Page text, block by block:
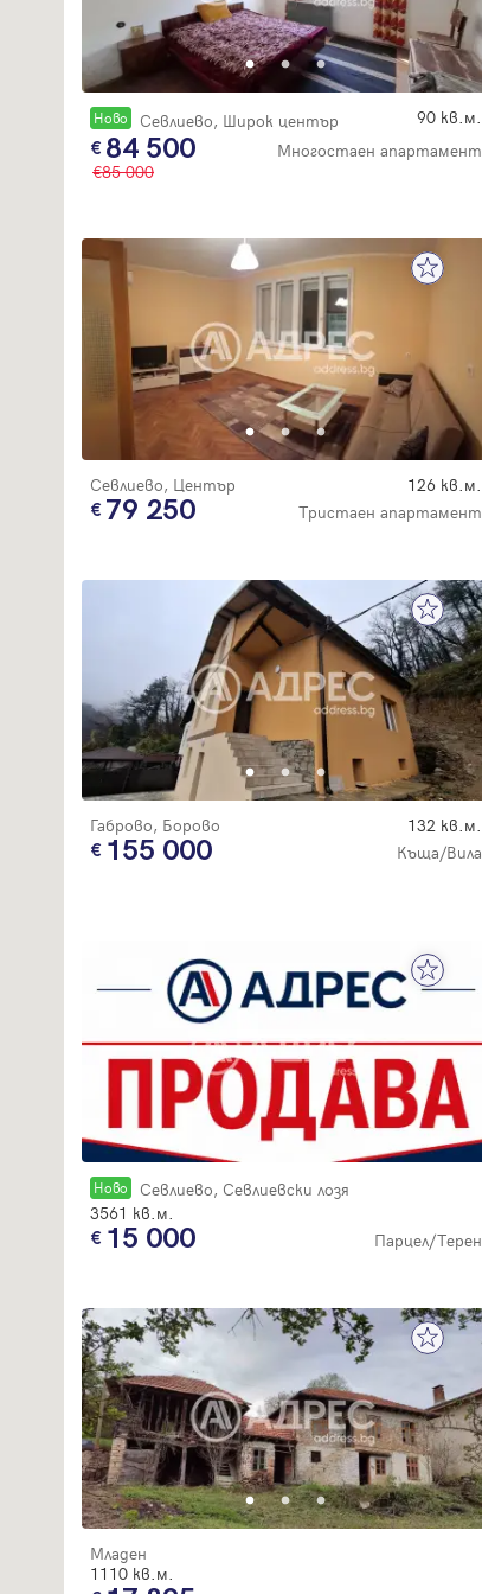
Новo Севлиево, Широк център 90 кв.м.
84 500
Многостаен апартамент
85 000
Севлиево, Център 126 кв.м.
79 250 Тристаен апартамент
Габрово, Борово 132 кв.м.
155 000 Къща/Вила
Новo
Севлиево, Севлиевски лозя
3561 кв.м.
15 000 Парцел/Терен
Младен
1110 кв.м.
скоро да се свържем с вас!
Парола
Забравена парола